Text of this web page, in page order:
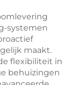
systemen
maakt.
flexibiliteit in
behuizingen